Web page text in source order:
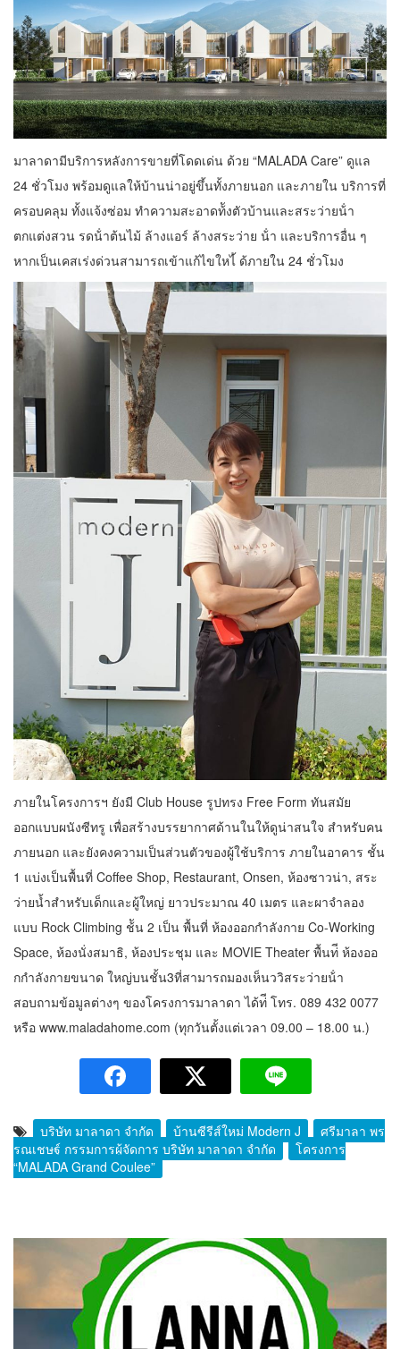
มาลาดามีบริการหลังการขายที่โดดเด่น ด้วย “MALADA Care” ดูแล
24 ชั่วโมง พร้อมดูแลให้บ้านน่าอยู่ขึ้นทั้งภายนอก และภายใน บริการที่
ครอบคลุม ทั้งแจ้งซ่อม ทําความสะอาดท้ังตัวบ้านและสระว่ายน้ํา
ตกแต่งสวน รดน้ําต้นไม้ ล้างแอร์ ล้างสระว่าย น้ํา และบริการอื่น ๆ
หากเป็นเคสเร่งด่วนสามารถเข้าแก้ไขใหไ้ ด้ภายใน 24 ชั่วโมง
ภายในโครงการฯ ยังมี Club House รูปทรง Free Form ทันสมัย
ออกแบบผนังซีทรู เพื่อสร้างบรรยากาศด้านในให้ดูน่าสนใจ สําหรับคน
ภายนอก และยังคงความเป็นส่วนตัวของผู้ใช้บริการ ภายในอาคาร ชั้น
1 แบ่งเป็นพื้นที่ Coffee Shop, Restaurant, Onsen, ห้องซาวน่า, สระ
ว่ายน้ำสําหรับเด็กและผู้ใหญ่ ยาวประมาณ 40 เมตร และผาจําลอง
แบบ Rock Climbing ช้ัน 2 เป็น พื้นที่ ห้องออกกําลังกาย Co-Working
Space, ห้องนั่งสมาธิ, ห้องประชุม และ MOVIE Theater พื้นท่ี ห้องออ
กกําลังกายขนาด ใหญ่บนชั้น3ที่สามารถมองเห็นววิสระว่ายน้ํา
สอบถามข้อมูลต่างๆ ของโครงการมาลาดา ได้ท่ี โทร. 089 432 0077
หรือ www.maladahome.com (ทุกวันตั้งแต่เวลา 09.00 – 18.00 น.)
บริษัท มาลาดา จำกัด บ้านซีรีส์ใหม่ Modern J
ศรีมาลา พร
รณเชษฐ์ กรรมการผู้จัดการ บริษัท มาลาดา จํากัด
โครงการ
“MALADA Grand Coulee”